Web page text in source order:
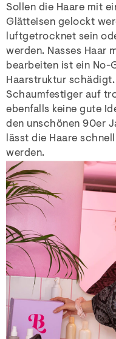
Sollen die Haare mit
Glätteisen gelockt
luftgetrocknet sein
werden. Nasses Haar
bearbeiten ist ein No-
Haarstruktur schädigt.
Schaumfestiger auf
ebenfalls keine gute
den unschönen 90er
lässt die Haare
werden.